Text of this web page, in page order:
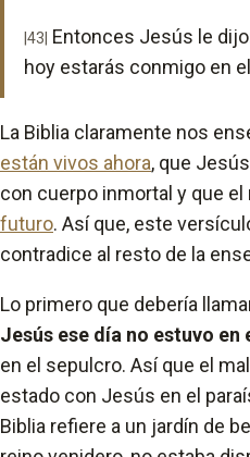
|43| Entonces Jesús le
hoy estarás conmigo en
La Biblia claramente nos
están vivos ahora, que
con cuerpo inmortal y que el
futuro. Así que, este
contradice al resto de la
Lo primero que debería
Jesús ese día no estuvo en
en el sepulcro. Así que el
estado con Jesús en el
Biblia refiere a un jardín de